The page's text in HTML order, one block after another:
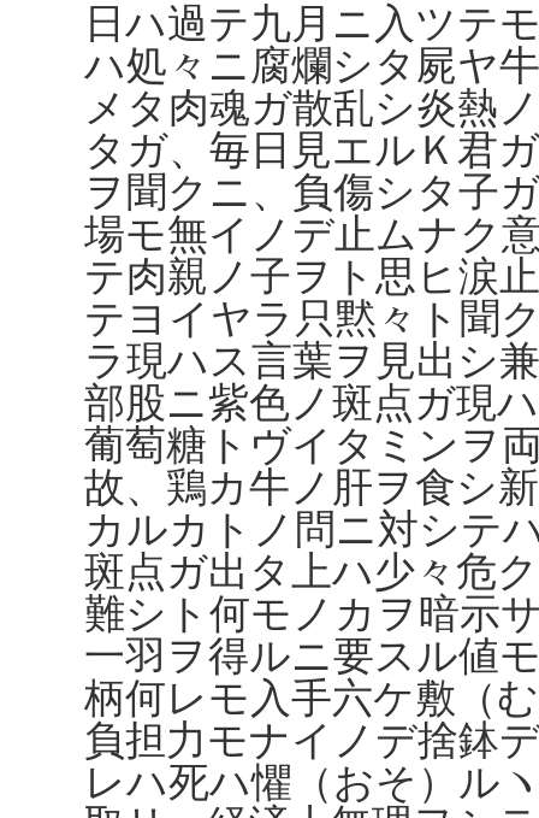
日ハ過テ九月ニ入ツテ
ハ処々ニ腐爛シタ屍ヤ
メタ肉魂ガ散乱シ炎熱
タガ、毎日見エルＫ君
ヲ聞クニ、負傷シタ子
場モ無イノデ止ムナク
テ肉親ノ子ヲト思ヒ涙
テヨイヤラ只黙々ト聞
ラ現ハス言葉ヲ見出シ
部股ニ紫色ノ斑点ガ現
葡萄糖トヴイタミンヲ
故、鶏カ牛ノ肝ヲ食シ
カルカトノ問ニ対シテ
斑点ガ出タ上ハ少々危
難シト何モノカヲ暗示
一羽ヲ得ルニ要スル値
柄何レモ入手六ケ敷（
負担力モナイノデ捨鉢
レハ死ハ懼（おそ）ル